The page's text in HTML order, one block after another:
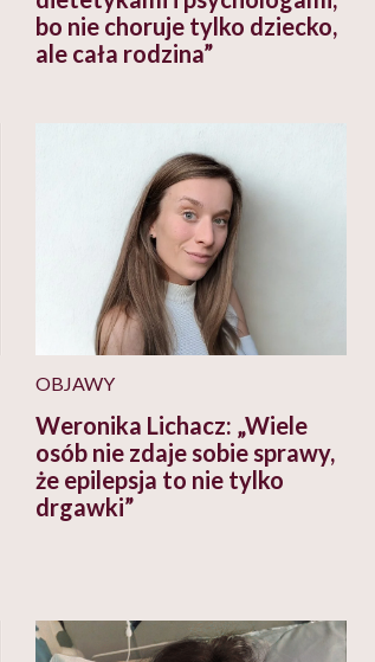
bo nie choruje tylko dziecko,
ale cała rodzina”
OBJAWY
Weronika Lichacz: „Wiele
osób nie zdaje sobie sprawy,
że epilepsja to nie tylko
drgawki”